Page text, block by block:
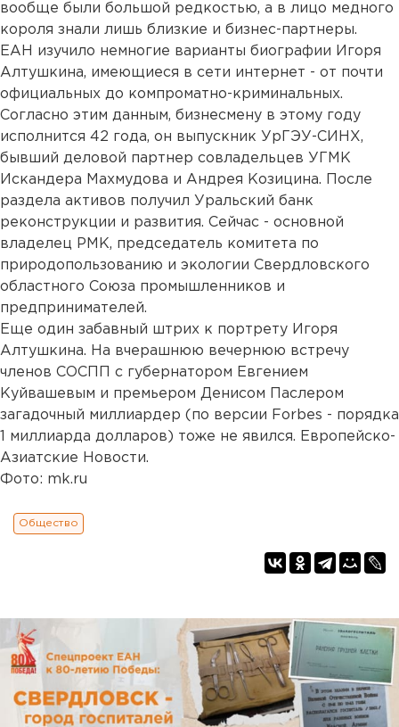
вообще были большой редкостью, а в лицо медного
короля знали лишь близкие и бизнес-партнеры.
ЕАН изучило немногие варианты биографии Игоря
Алтушкина, имеющиеся в сети интернет - от почти
официальных до компроматно-криминальных.
Согласно этим данным, бизнесмену в этому году
исполнится 42 года, он выпускник УрГЭУ-СИНХ,
бывший деловой партнер совладельцев УГМК
Искандера Махмудова и Андрея Козицина. После
раздела активов получил Уральский банк
реконструкции и развития. Сейчас - основной
владелец РМК, председатель комитета по
природопользованию и экологии Свердловского
областного Союза промышленников и
предпринимателей.
Еще один забавный штрих к портрету Игоря
Алтушкина. На вчерашнюю вечернюю встречу
членов СОСПП с губернатором Евгением
Куйвашевым и премьером Денисом Паслером
загадочный миллиардер (по версии Forbes - порядка
1 миллиарда долларов) тоже не явился. Европейско-
Азиатские Новости.
Фото: mk.ru
Общество